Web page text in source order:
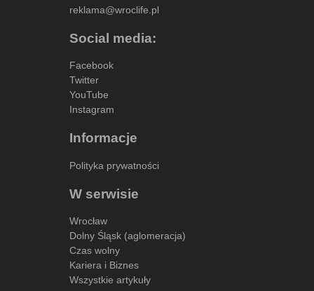
reklama@wroclife.pl
Social media:
Facebook
Twitter
YouTube
Instagram
Informacje
Polityka prywatności
W serwisie
Wrocław
Dolny Śląsk (aglomeracja)
Czas wolny
Kariera i Biznes
Wszystkie artykuły